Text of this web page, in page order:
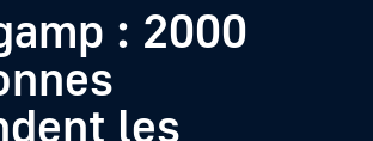
: 2000
les